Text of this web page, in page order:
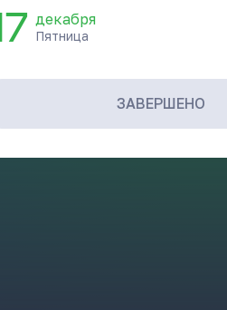
декабря
Пятница
ЗАВЕРШЕНО